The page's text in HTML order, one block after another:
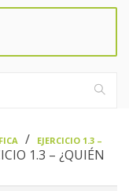
EJERCICIO 1.3 –
1.3 – ¿QUIÉN